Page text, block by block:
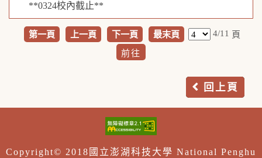
**0324校內截止**
第一頁 上一頁 下一頁 最末頁 4/11 頁
回上頁
Copyright© 2018國立澎湖科技大學 National Penghu